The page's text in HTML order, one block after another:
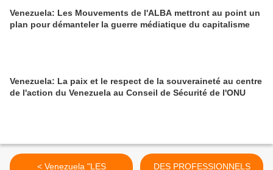
Venezuela: Les Mouvements de l'ALBA mettront au point un
plan pour démanteler la guerre médiatique du capitalisme
Venezuela: La paix et le respect de la souveraineté au centre
de l'action du Venezuela au Conseil de Sécurité de l'ONU
< Venezuela "LES DES PROFESSIONNELS